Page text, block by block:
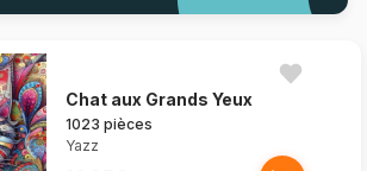
Chat aux Grands Yeux
1023 pièces
Yazz